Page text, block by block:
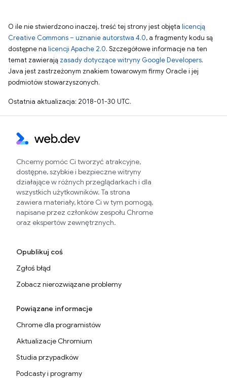
O ile nie stwierdzono inaczej, treść tej strony jest objęta licencją
Creative Commons – uznanie autorstwa 4.0, a fragmenty kodu są
dostępne na licencji Apache 2.0. Szczegółowe informacje na ten
temat zawierają zasady dotyczące witryny Google Developers.
Java jest zastrzeżonym znakiem towarowym firmy Oracle i jej
podmiotów stowarzyszonych.
Ostatnia aktualizacja: 2018-01-30 UTC.
Chcemy pomóc Ci tworzyć atrakcyjne,
dostępne, szybkie i bezpieczne witryny
działające w różnych przeglądarkach i dla
wszystkich użytkowników. Ta strona
zawiera materiały, które Ci w tym pomogą,
napisane przez członków zespołu Chrome
oraz ekspertów zewnętrznych.
Opublikuj coś
Zgłoś błąd
Zobacz nierozwiązane problemy
Powiązane informacje
Chrome dla programistów
Aktualizacje Chromium
Studia przypadków
Podcasty i programy